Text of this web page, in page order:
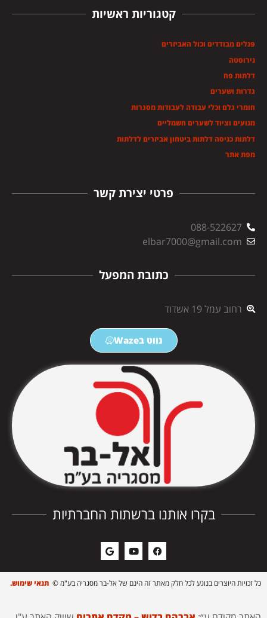
בקרו אותנו ברשתות החברתיות
פרטי יצירת קשר
088-522627
elbar7000@gmail.com
כתובת המפעל
רחוב עמל 19 אשדוד
נווט בWaze
קטגוריות ראשיות
פנלים מבודדים וכול האביזרים
נירוסטה
דלתות פח
גדרות ושערים
חומרי גלם וכלי עבודה לעבודות מסגרות
מנועים וציוד לשערים חשמליים
דלתות כניסה דלתות ביטחון אביזרים לדלתות
מפת אתר
כל זכויות היוצרים בנוגע לכל חלק מאתר זה הינם של אל-בר מסגריה בע"מ © תנאי שימוש.